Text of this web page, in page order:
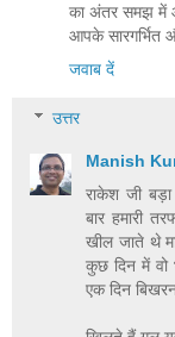
का अंतर समझ में
आपके सारगर्भित
जवाब दें
उत्तर
Manish
राकेश जी
बार हमारी
खील जाते थे
कुछ दिन में वो
एक दिन